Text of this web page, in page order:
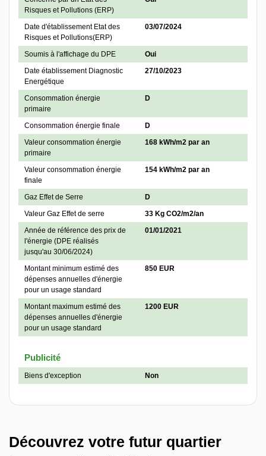
Risques et Pollutions (ERP)
Date d'établissement Etat des
Risques et Pollutions(ERP)
03/07/2024
Soumis à l'affichage du DPE
Oui
Date établissement Diagnostic
Energétique
27/10/2023
Consommation énergie
primaire
D
Consommation énergie finale
D
Valeur consommation énergie
primaire
168 kWh/m2 par an
Valeur consommation énergie
finale
154 kWh/m2 par an
Gaz Effet de Serre
D
Valeur Gaz Effet de serre
33 Kg CO2/m2/an
Année de référence des prix de
l'énergie (DPE réalisés
jusqu'au 30/06/2024)
01/01/2021
Montant minimum estimé des
dépenses annuelles d'énergie
pour un usage standard
850 EUR
Montant maximum estimé des
dépenses annuelles d'énergie
pour un usage standard
1200 EUR
Publicité
Biens d'exception Non
Découvrez votre futur quartier